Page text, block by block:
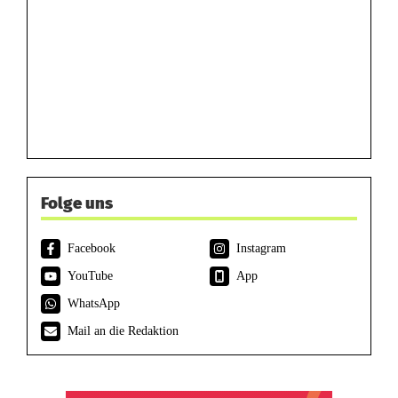
Folge uns
Facebook
Instagram
YouTube
App
WhatsApp
Mail an die Redaktion